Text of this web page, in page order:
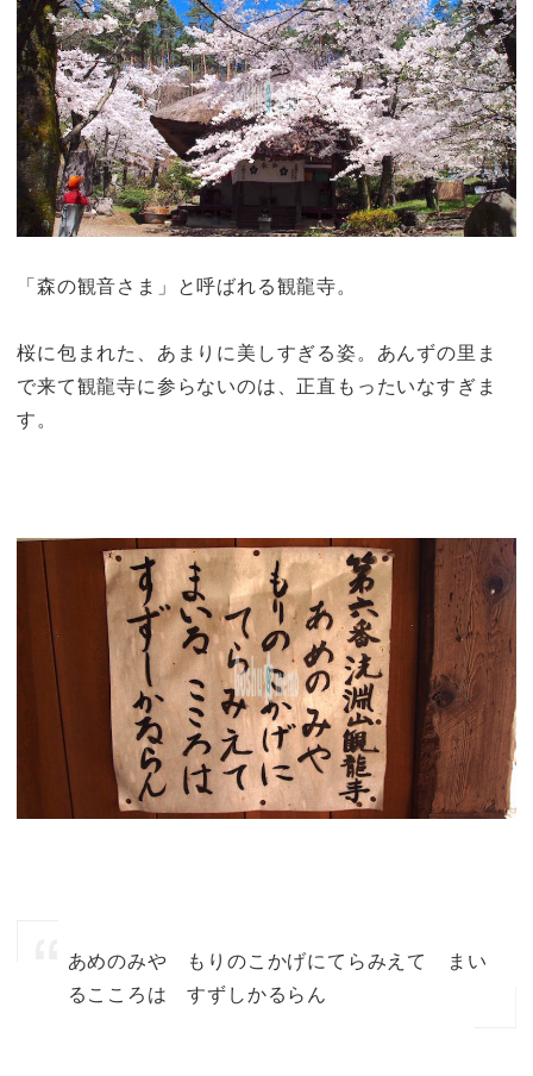
「森の観音さま」と呼ばれる観龍寺。
桜に包まれた、あまりに美しすぎる姿。あんずの里ま
で来て観龍寺に参らないのは、正直もったいなすぎま
す。
あめのみや もりのこかげにてらみえて まい
るこころは すずしかるらん